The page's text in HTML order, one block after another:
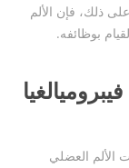
ذلك، فإن الألم
بوظائفه.
الألم العضلي